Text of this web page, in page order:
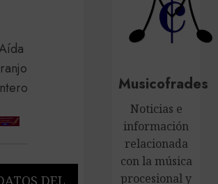
DEL
Musicofrades
Noticias e
información
relacionada
con la música
procesional y